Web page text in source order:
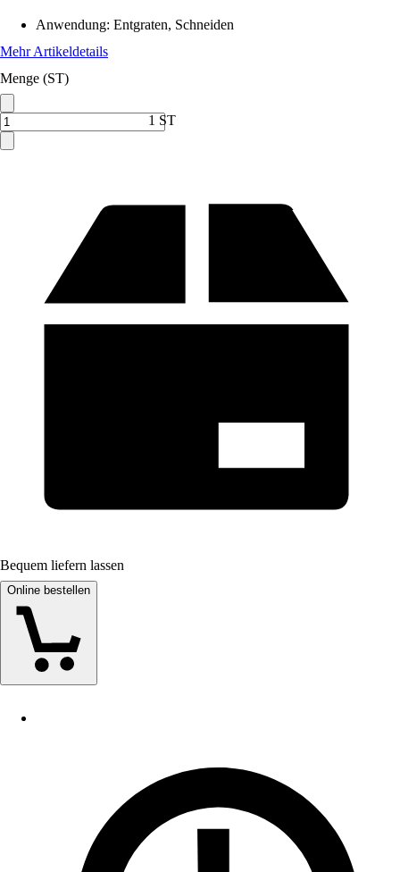
Anwendung: Entgraten, Schneiden
Mehr Artikeldetails
Menge (ST)
1 ST
Bequem liefern lassen
Online bestellen